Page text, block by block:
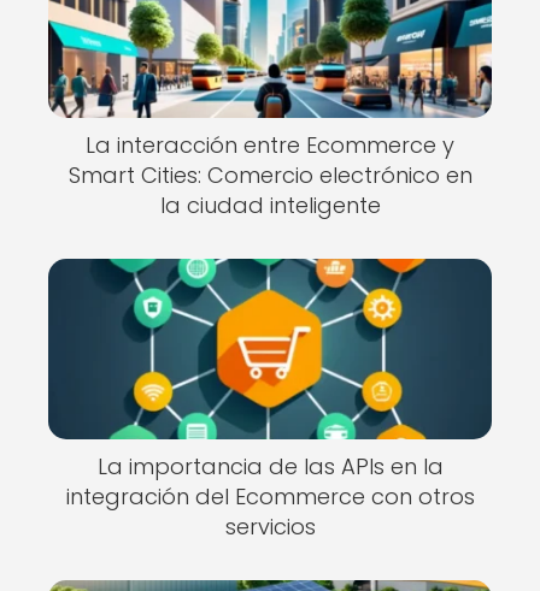
La interacción entre Ecommerce y
Smart Cities: Comercio electrónico en
la ciudad inteligente
La importancia de las APIs en la
integración del Ecommerce con otros
servicios